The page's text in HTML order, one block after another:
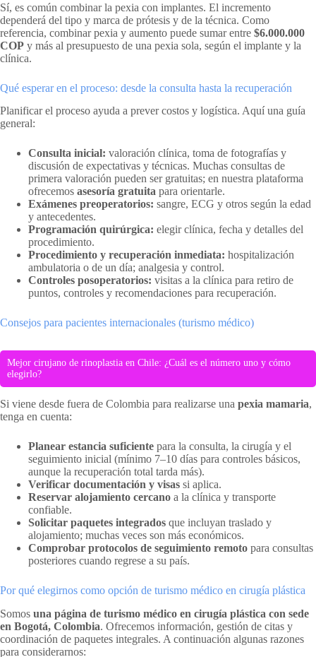
Sí, es común combinar la pexia con implantes. El incremento
dependerá del tipo y marca de prótesis y de la técnica. Como
referencia, combinar pexia y aumento puede sumar entre $6.000.000
COP y más al presupuesto de una pexia sola, según el implante y la
clínica.
Qué esperar en el proceso: desde la consulta hasta la recuperación
Planificar el proceso ayuda a prever costos y logística. Aquí una guía
general:
Consulta inicial: valoración clínica, toma de fotografías y
discusión de expectativas y técnicas. Muchas consultas de
primera valoración pueden ser gratuitas; en nuestra plataforma
ofrecemos asesoría gratuita para orientarle.
Exámenes preoperatorios: sangre, ECG y otros según la edad
y antecedentes.
Programación quirúrgica: elegir clínica, fecha y detalles del
procedimiento.
Procedimiento y recuperación inmediata: hospitalización
ambulatoria o de un día; analgesia y control.
Controles posoperatorios: visitas a la clínica para retiro de
puntos, controles y recomendaciones para recuperación.
Consejos para pacientes internacionales (turismo médico)
Mejor cirujano de rinoplastia en Chile: ¿Cuál es el número uno y cómo
elegirlo?
Si viene desde fuera de Colombia para realizarse una pexia mamaria,
tenga en cuenta:
Planear estancia suficiente para la consulta, la cirugía y el
seguimiento inicial (mínimo 7–10 días para controles básicos,
aunque la recuperación total tarda más).
Verificar documentación y visas si aplica.
Reservar alojamiento cercano a la clínica y transporte
confiable.
Solicitar paquetes integrados que incluyan traslado y
alojamiento; muchas veces son más económicos.
Comprobar protocolos de seguimiento remoto para consultas
posteriores cuando regrese a su país.
Por qué elegirnos como opción de turismo médico en cirugía plástica
Somos una página de turismo médico en cirugía plástica con sede
en Bogotá, Colombia. Ofrecemos información, gestión de citas y
coordinación de paquetes integrales. A continuación algunas razones
para considerarnos: